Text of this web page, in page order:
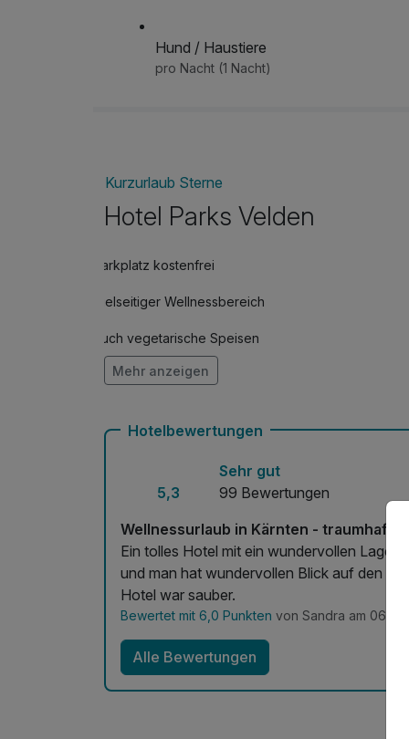
Hund / Haustiere
pro Nacht (1 Nacht)
Kurzurlaub Sterne
Hotel Parks Velden
Parkplatz kostenfrei
Vielseitiger Wellnessbereich
Auch vegetarische Speisen
Fitnessgeräte stehen bereit
Mehr anzeigen
Hotelbewertungen
5,3
Sehr gut
99 Bewertungen
Wellnessurlaub in Kärnten -
Ein tolles Hotel mit ein wundervollen Lage
und man hat wundervollen Blick auf den
Hotel war sauber.
Bewertet mit 6,0 Punkten von Sandra am
Alle Bewertungen